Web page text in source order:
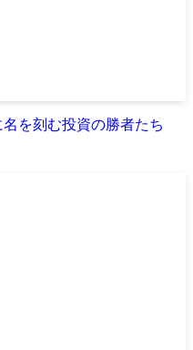
を刻む投資の勝者たち